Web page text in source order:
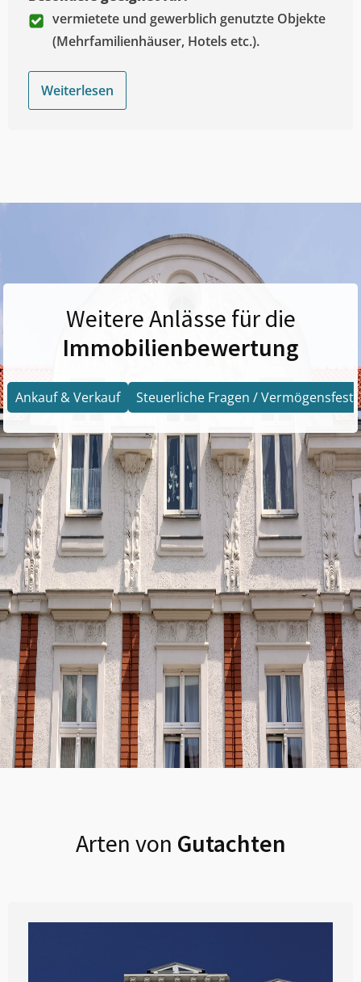
vermietete und gewerblich genutzte Objekte
(Mehrfamilienhäuser, Hotels etc.).
Weiterlesen
Weitere Anlässe für die
Immobilienbewertung
Ankauf & Verkauf Steuerliche Fragen /
Arten von Gutachten